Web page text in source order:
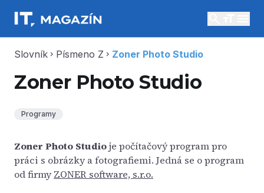
Slovník chevron_right Písmeno Z chevron_right Zoner Photo Studio
Zoner Photo Studio
Programy
Zoner Photo Studioje počítačový program pro
práci s obrázky a fotografiemi. Jedná se o program
od firmyZONER software, s.r.o.